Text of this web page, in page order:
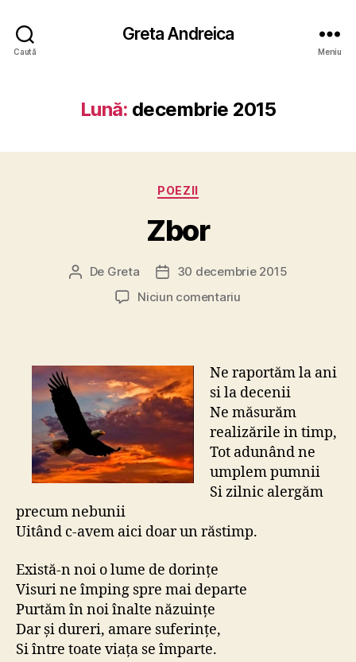
Caută
Greta Andreica
Meniu
Lună: decembrie 2015
Categorii
POEZII
Zbor
Autor
De Greta
Dată30 decembrie 2015
Niciun comentariula
Ne raportăm la ani
si la decenii
Ne măsurăm
realizările in timp,
Tot adunând ne
umplem pumnii
Si zilnic alergăm
precum nebunii
Uitând c-avem aici doar un răstimp.
Există-n noi o lume de dorinţe
Visuri ne împing spre mai departe
Purtăm în noi înalte năzuinţe
Dar şi dureri, amare suferinţe,
Si între toate viaţa se împarte.